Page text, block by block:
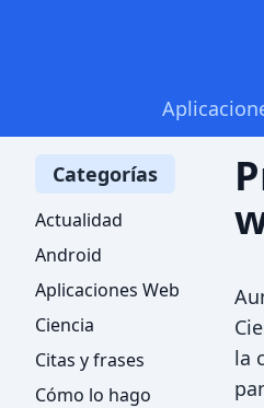
la
Categorías
Actualidad
Android
Aplicaciones Web
Ciencia
Citas y frases
Cómo lo hago